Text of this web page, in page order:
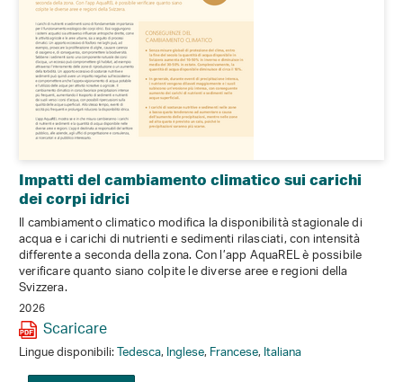
Impatti del cambiamento climatico sui carichi
dei corpi idrici
Il cambiamento climatico modifica la disponibilità stagionale di
acqua e i carichi di nutrienti e sedimenti rilasciati, con intensità
differente a seconda della zona. Con l’app AquaREL è possibile
verificare quanto siano colpite le diverse aree e regioni della
Svizzera.
2026
Scaricare
Lingue disponibili:Tedesca,Inglese,Francese,Italiana